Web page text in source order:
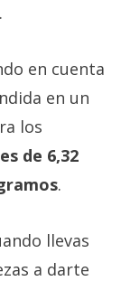
en cuenta
en un
los
de 6,32
.
llevas
a darte